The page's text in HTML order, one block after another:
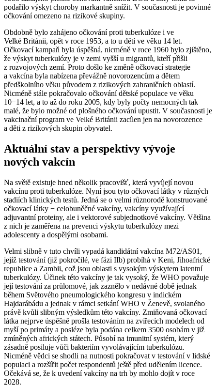
podařilo výskyt choroby markantně snížit. V současnosti je povinné
očkování omezeno na rizikové skupiny.
Obdobně bylo zahájeno očkování proti tuberkulóze i ve
Velké Británii, opět v roce 1953, a to u dětí ve věku 14 let.
Očkovací kampaň byla úspěšná, nicméně v roce 1960 bylo zjištěno,
že výskyt tuberkulózy je v zemi vyšší u migrantů, kteří přišli
z rozvojových zemí. Proto došlo ke změně očkovací strategie
a vakcína byla nabízena převážně novorozencům a dětem
předškolního věku původem z rizikových zahraničních oblastí.
Nicméně stále pokračovalo očkování dětské populace ve věku
10−14 let, a to až do roku 2005, kdy byly počty nemocných tak
malé, že bylo možné od plošného očkování upustit. V současnosti je
vakcinační program ve Velké Británii zacílen jen na novorozence
a děti z rizikových skupin obyvatel.
Aktuální stav a perspektivy vývoje
nových vakcín
Na světě existuje hned několik pracovišť, která vyvíjejí novou
vakcínu proti tuberkulóze. Nyní jsou tyto očkovací látky v různých
stadiích klinických testů. Jedná se o velmi různorodě konstruované
očkovací látky −⁠ celobuněčné vakcíny, vakcíny využívající
adjuvantní proteiny, ale i vektorové subjednotkové vakcíny. Většina
z nich je zaměřena na prevenci výskytu tuberkulózy mezi
adolescenty a dospělými osobami.
Velmi slibně v tuto chvíli vypadá kandidátní vakcína M72/AS01,
jejíž testování (již pokročilé, ve fázi IIb) probíhá v Keni, Jihoafrické
republice a Zambii, což jsou oblasti s vysokým výskytem latentní
tuberkulózy. Účinek této vakcíny je tak vysoký, že WHO považuje
její testování za průlomové, jak zaznělo v nedávné době jednak
během Světového pneumologického kongresu v indickém
Hajdarábádu a jednak v rámci setkání WHO v Ženevě, svolaného
právě kvůli slibným výsledkům této vakcíny. Zmiňovaná očkovací
látka nejprve úspěšně prošla testováním na zvířecích modelech od
myší po primáty a posléze byla podána celkem 3500 osobám v již
zmíněných afrických státech. Působí na imunitní systém, který
zásadně posiluje vůči bakteriím vyvolávajícím tuberkulózu.
Nicméně vědci se shodli na nutnosti pokračovat v testování v lidské
populaci a rozšířit počet respondentů ještě před udělením licence.
Očekává se, že k uvedení vakcíny na trh by mohlo dojít v roce
2028.